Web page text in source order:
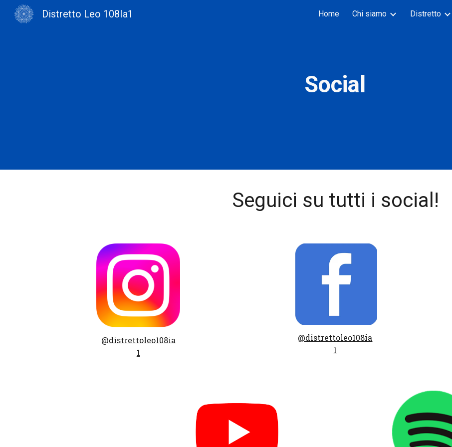
Skip to navigation
Distretto Leo 108Ia1 Home Chi siamo Distretto
Social
Seguici su tutti i social!
@distrettoleo108ia
1
@distrettoleo108ia
1